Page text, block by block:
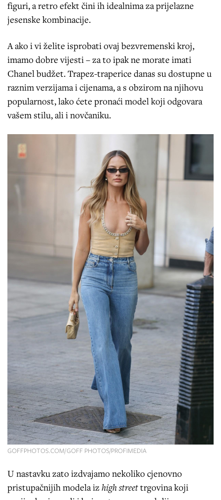
figuri, a retro efekt čini ih idealnima za prijelazne
jesenske kombinacije.
A ako i vi želite isprobati ovaj bezvremenski kroj,
imamo dobre vijesti – za to ipak ne morate imati
Chanel budžet. Trapez-traperice danas su dostupne u
raznim verzijama i cijenama, a s obzirom na njihovu
popularnost, lako ćete pronaći model koji odgovara
vašem stilu, ali i novčaniku.
GOFFPHOTOS.COM/GOFF PHOTOS/PROFIMEDIA
U nastavku zato izdvajamo nekoliko cjenovno
pristupačnijih modela iz high streettrgovina koji